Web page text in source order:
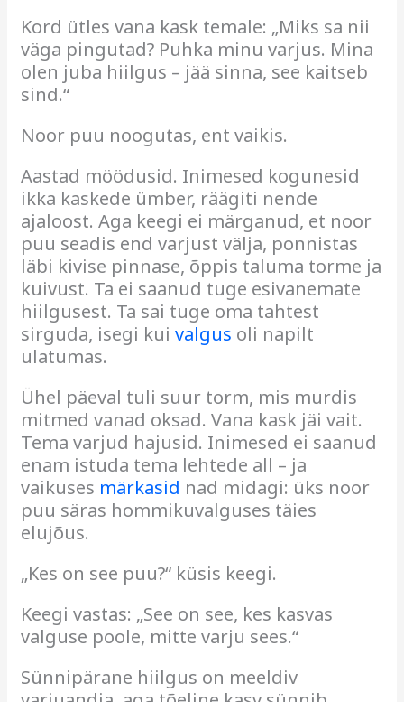
Kord ütles vana kask temale: „Miks sa nii
väga pingutad? Puhka minu varjus. Mina
olen juba hiilgus – jää sinna, see kaitseb
sind.“
Noor puu noogutas, ent vaikis.
Aastad möödusid. Inimesed kogunesid
ikka kaskede ümber, räägiti nende
ajaloost. Aga keegi ei märganud, et noor
puu seadis end varjust välja, ponnistas
läbi kivise pinnase, õppis taluma torme ja
kuivust. Ta ei saanud tuge esivanemate
hiilgusest. Ta sai tuge oma tahtest
sirguda, isegi kuivalgus oli napilt
ulatumas.
Ühel päeval tuli suur torm, mis murdis
mitmed vanad oksad. Vana kask jäi vait.
Tema varjud hajusid. Inimesed ei saanud
enam istuda tema lehtede all – ja
vaikuses märkasid nad midagi: üks noor
puu säras hommikuvalguses täies
elujõus.
„Kes on see puu?“ küsis keegi.
Keegi vastas: „See on see, kes kasvas
valguse poole, mitte varju sees.“
Sünnipärane hiilgus on meeldiv